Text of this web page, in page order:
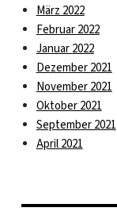
März 2022
Februar 2022
Januar 2022
Dezember 2021
November 2021
Oktober 2021
September 2021
April 2021